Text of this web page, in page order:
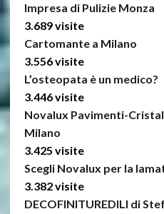
Impresa di Pulizie Monza
3.689 visite
Cartomante a Milano
3.556 visite
L’osteopata è un medico?
3.446 visite
Novalux Pavimenti-
Milano
3.425 visite
Scegli Novalux per la
3.382 visite
DECOFINITUREDILI di